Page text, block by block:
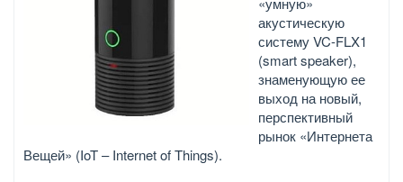
акустическую
систему VC-FLX1
(smart speaker),
знаменующую ее
выход на новый,
перспективный
рынок «Интернета
Вещей» (IoT – Internet of Things).